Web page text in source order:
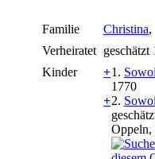
Familie Christina,
Verheiratet geschätzt
Kinder
+1.
1770
+2.
Oppeln,